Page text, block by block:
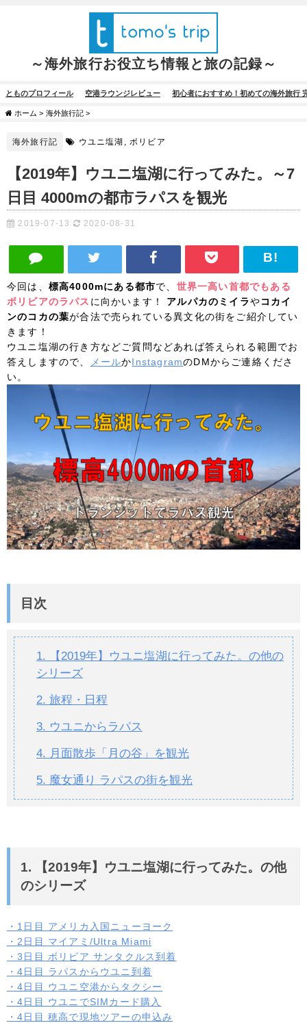
～海外旅行お役立ち情報と旅の記録～
とものプロフィール 空港ラウンジレビュー 初心者におすすめ！初めての海外旅行
ホーム > 海外旅行記 >
海外旅行記 ウユニ塩湖 ,ボリビア
【2019年】ウユニ塩湖に行ってみた。～7
日目 4000mの都市ラパスを観光
2019-07-13 2020-08-31
今回は、 標高4000mにある都市で、 世界一高い首都でもある
ボリビアのラパス に向かいます！ アルパカのミイラやコカイ
ンのコカの葉が合法で売られている異文化の街をご紹介してい
きます！
ウユニ塩湖の行き方などご質問などあれば答えられる範囲でお
答えしますので、
メールかInstagramのDMからご連絡くださ
い。
目次
1. 【2019年】ウユニ塩湖に行ってみた。の他の
シリーズ
2. 旅程・日程
3. ウユニからラパス
4. 月面散歩「月の谷」を観光
5. 魔女通り ラパスの街を観光
1. 【2019年】ウユニ塩湖に行ってみた。の他
のシリーズ
・1日目 アメリカ入国ニューヨーク
・2日目 マイアミ/Ultra Miami
・3日目 ボリビア サンタクルス到着
・4日目 ラパスからウユニ到着
・4日目 ウユニ空港からタクシー
・4日目 ウユニでSIMカード購入
・4日目 穂高で現地ツアーの申込み